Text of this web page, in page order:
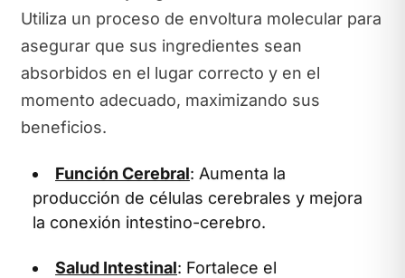
Utiliza un proceso de envoltura molecular para
asegurar que sus ingredientes sean
absorbidos en el lugar correcto y en el
momento adecuado, maximizando sus
beneficios.
Función Cerebral: Aumenta la
producción de células cerebrales y mejora
la conexión intestino-cerebro.
Salud Intestinal: Fortalece el